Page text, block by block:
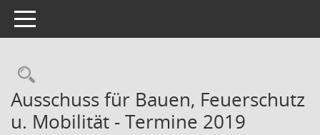
Toggle navigation
Rechercheauswahl
Ausschuss für Bauen, Feuerschutz
u. Mobilität - Termine 2019